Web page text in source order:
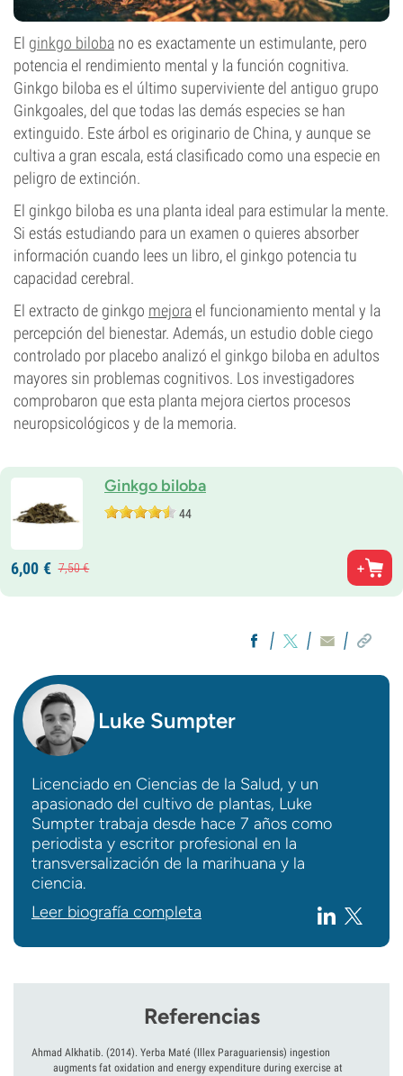
El ginkgo biloba no es exactamente un estimulante, pero
potencia el rendimiento mental y la función cognitiva.
Ginkgo biloba es el último superviviente del antiguo grupo
Ginkgoales, del que todas las demás especies se han
extinguido. Este árbol es originario de China, y aunque se
cultiva a gran escala, está clasificado como una especie en
peligro de extinción.
El ginkgo biloba es una planta ideal para estimular la mente.
Si estás estudiando para un examen o quieres absorber
información cuando lees un libro, el ginkgo potencia tu
capacidad cerebral.
El extracto de ginkgo mejorael funcionamiento mental y la
percepción del bienestar. Además, un estudio doble ciego
controlado por placebo analizó el ginkgo biloba en adultos
mayores sin problemas cognitivos. Los investigadores
comprobaron que esta planta mejora ciertos procesos
neuropsicológicos y de la memoria.
Ginkgo biloba
44
6,00 € 7,50€
Luke Sumpter
Licenciado en Ciencias de la Salud, y un
apasionado del cultivo de plantas, Luke
Sumpter trabaja desde hace 7 años como
periodista y escritor profesional en la
transversalización de la marihuana y la
ciencia.
Leer biografía completa
Referencias
Ahmad Alkhatib. (2014). Yerba Maté (Illex Paraguariensis) ingestion
augments fat oxidation and energy expenditure during exercise at